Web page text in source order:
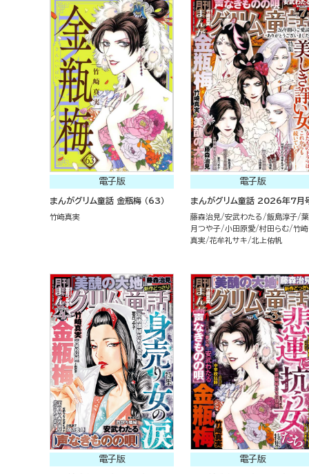
電子版
まんがグリム童話 金瓶梅 （63）
竹崎真実
電子版
まんがグリム童話 2026年7月
藤森治見 安武わたる 飯島淳子 葉
月つや子 小田原愛 村田らむ 竹崎
真実 花牟礼サキ 北上佑帆
電子版 電子版